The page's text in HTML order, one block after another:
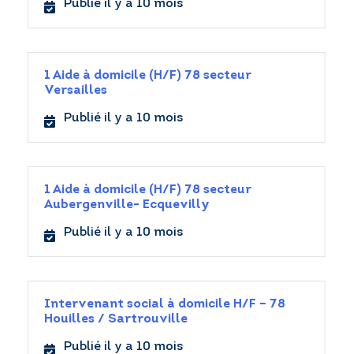
Publié il y a 10 mois
1 Aide à domicile (H/F) 78 secteur
Versailles
Publié il y a 10 mois
1 Aide à domicile (H/F) 78 secteur
Aubergenville- Ecquevilly
Publié il y a 10 mois
Intervenant social à domicile H/F – 78
Houilles / Sartrouville
Publié il y a 10 mois